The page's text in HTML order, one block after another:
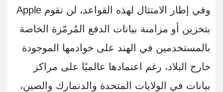
وفي إطار الامتثال لهذه القواعد، لن تقوم Apple
بتخزين أو مزامنة بيانات الدفع المُرمّزة الخاصة
بالمستخدمين في الهند على خوادمها الموجودة
خارج البلاد، رغم اعتمادها عالميًا على مراكز
بيانات في الولايات المتحدة والدنمارك والصين،